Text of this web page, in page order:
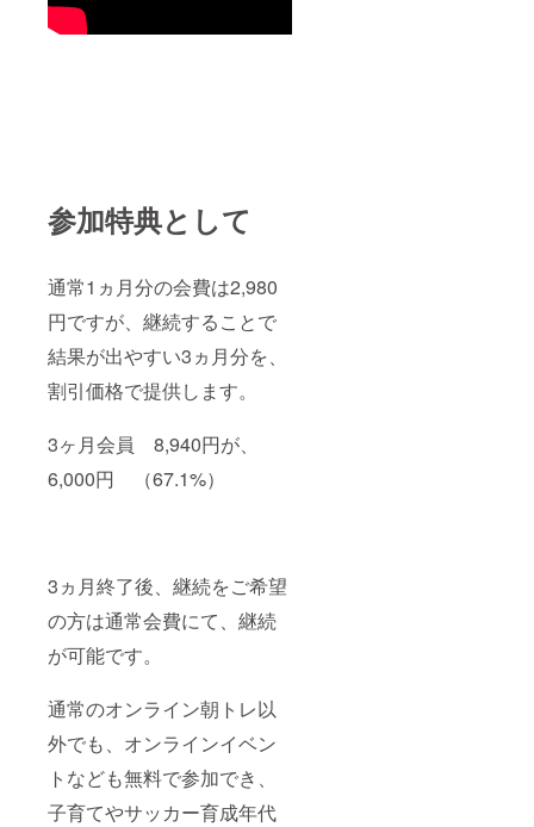
参加特典として
通常1ヵ月分の会費は2,980
円ですが、継続することで
結果が出やすい3ヵ月分を、
割引価格で提供します。
3ヶ月会員 8,940円が、
6,000円 （67.1%）
3ヵ月終了後、継続をご希望
の方は通常会費にて、継続
が可能です。
通常のオンライン朝トレ以
外でも、オンラインイベン
トなども無料で参加でき、
子育てやサッカー育成年代